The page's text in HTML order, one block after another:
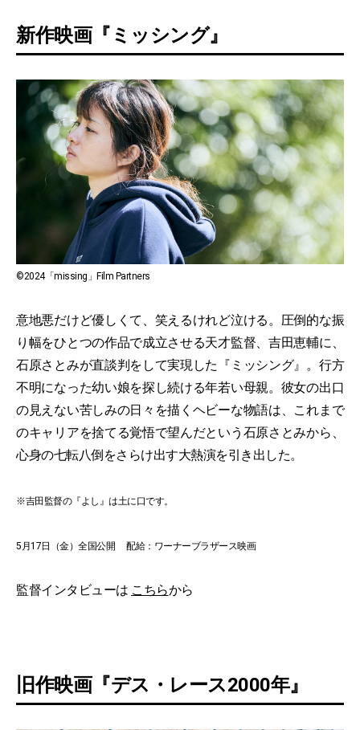
新作映画『ミッシング』
©︎2024「missing」Film Partners
意地悪だけど優しくて、笑えるけれど泣ける。圧倒的な振
り幅をひとつの作品で成立させる天才監督、吉田恵輔に、
石原さとみが直談判をして実現した『ミッシング』。行方
不明になった幼い娘を探し続ける年若い母親。彼女の出口
の見えない苦しみの日々を描くヘビーな物語は、これまで
のキャリアを捨てる覚悟で望んだという石原さとみから、
心身の七転八倒をさらけ出す大熱演を引き出した。
※吉田監督の『よし』は土に口です。
5月17日（金）全国公開 配給：ワーナーブラザース映画
監督インタビューは こちらから
旧作映画『デス・レース2000年』